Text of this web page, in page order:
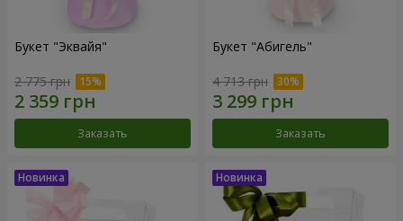
Букет "Эквайя"
2 775 грн
Заказать
Букет "Абигель"
4 713 грн
Заказать